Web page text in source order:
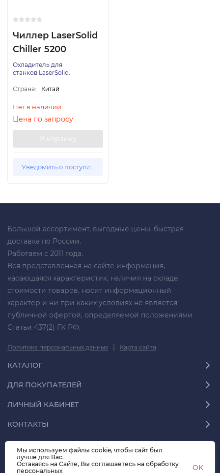
Чиллер LaserSolid
Chiller 5200
Охладитель для
станков LaserSolid.
Страна: Китай
Нет в наличии
Цена по запросу
В корзину
Уведомить о поступлении
Большой ассортимент, выгодные цены, быстрая
доставка по России.
Работаем с 2011 года.
Вся представленная на сайте информация,
касающаяся характеристик, наличия на складе,
стоимости товаров, носит информационный
характер и ни при каких условиях не является
публичной офертой, определяемой положениями
Статьи 437(2) ГК РФ.
Политика персональных данных | Карта сайта
КАТАЛОГ
ДЛЯ ПОКУПАТЕЛЕЙ
ЛИЧНЫЙ КАБИНЕТ
КОНТАКТЫ
Мы используем файлы cookie, чтобы сайт был
лучше для Вас.
Оставаясь на Сайте, Вы соглашаетесь на обработку
персональных
OK